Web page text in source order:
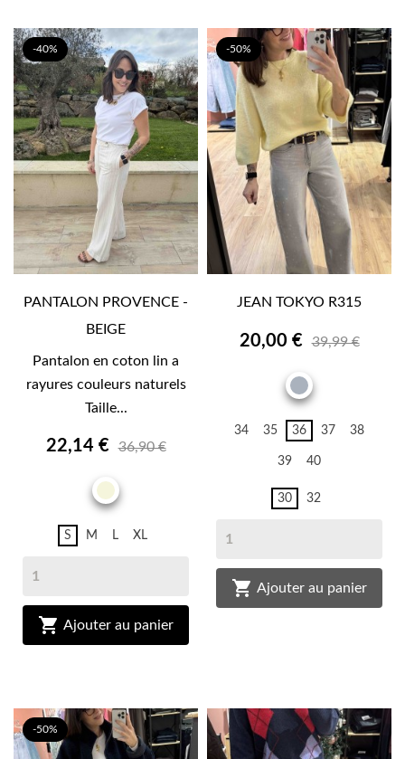
-40%
PANTALON PROVENCE -
BEIGE
Pantalon en coton lin a
rayures couleurs naturels
Taille...
22,14 € 36,90 €
BEIGE
S M L XL
 Ajouter au panier
-50%
JEAN TOKYO R315
20,00 € 39,99 €
GRIS
34 35 36 37 38
39 40
30 32
 Ajouter au panier
-50%